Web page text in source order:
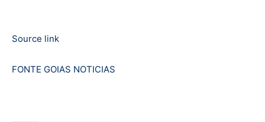
Source link
FONTE GOIAS NOTICIAS